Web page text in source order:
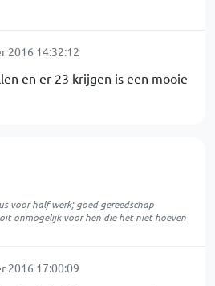
2016 14:32:12
en er 23 krijgen is een mooie
voor half werk; goed gereedschap
onmogelijk voor hen die het niet hoeven
2016 17:00:09